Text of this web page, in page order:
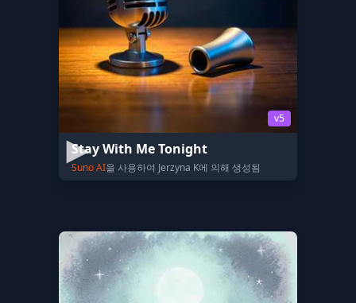
v5
Stay With Me Tonight
Suno AI을 사용하여 Jerzyna K에 의해 생성됨